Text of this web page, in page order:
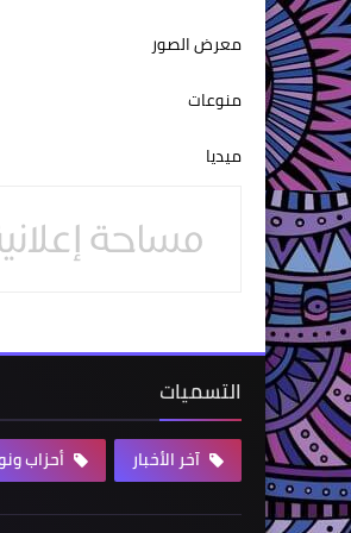
معرض الصور
منوعات
ميديا
التسميات
آخر الأخبار أحزاب